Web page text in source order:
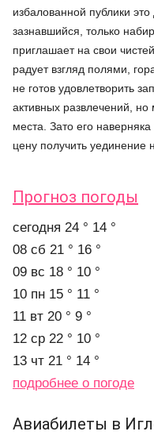
избалованной публики
зазнавшийся, только
приглашает на свои
радует взгляд полями,
не готов удовлетворить
активных развлечений, но
места. Зато его
цену получить уединение
Прогноз погоды
cегодня 24 ° 14 °
08 сб 21 ° 16 °
09 вс 18 ° 10 °
10 пн 15 ° 11 °
11 вт 20 ° 9 °
12 ср 22 ° 10 °
13 чт 21 ° 14 °
подробнее о погоде
Авиабилеты в